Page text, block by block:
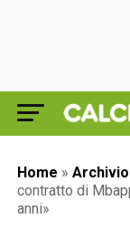
Home » Archivio
contratto di
anni»